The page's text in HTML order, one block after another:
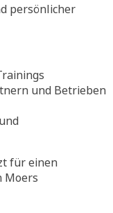
persönlicher
und Betrieben
für einen
Moers